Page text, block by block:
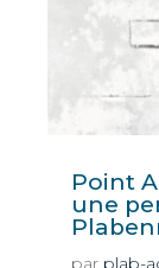
Point
une
par plab-